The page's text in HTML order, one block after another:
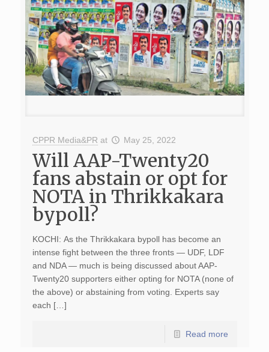
CPPR Media&PR at May 25, 2022
Will AAP-Twenty20
fans abstain or opt for
NOTA in Thrikkakara
bypoll?
KOCHI: As the Thrikkakara bypoll has become an
intense fight between the three fronts — UDF, LDF
and NDA — much is being discussed about AAP-
Twenty20 supporters either opting for NOTA (none of
the above) or abstaining from voting. Experts say
each […]
Read more